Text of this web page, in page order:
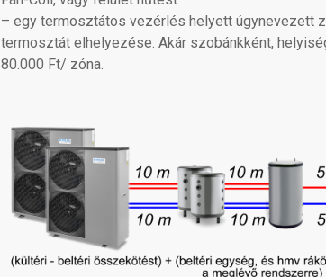
– egy termosztátos vezérlés helyett úgynevezett
termosztát elhelyezése. Akár szobánkként,
80.000 Ft/ zóna.